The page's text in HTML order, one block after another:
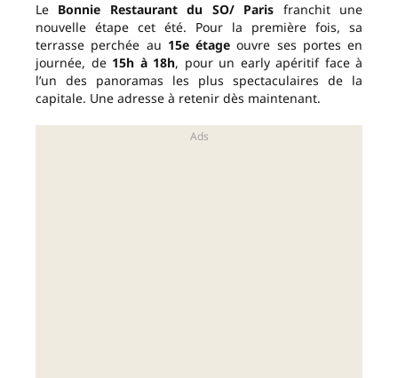
Le Bonnie Restaurant du SO/ Paris franchit une
nouvelle étape cet été. Pour la première fois, sa
terrasse perchée au 15e étage ouvre ses portes en
journée, de 15h à 18h, pour un early apéritif face à
l’un des panoramas les plus spectaculaires de la
capitale. Une adresse à retenir dès maintenant.